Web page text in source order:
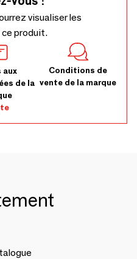
visualiser les
produit.
aux
de la
Conditions de
vente de la marque